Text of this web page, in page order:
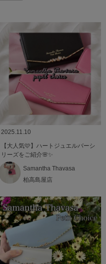
2025.11.10
【大人気🩷】ハートジュエルバーシ
リーズをご紹介🌸✨
Samantha Thavasa
柏高島屋店